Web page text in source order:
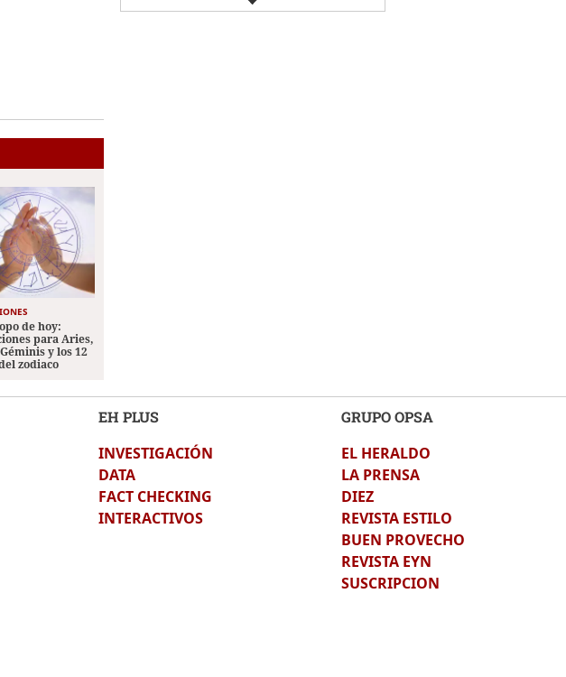
de hoy:
para Aries,
y los 12
zodiaco
EH PLUS
INVESTIGACIÓN
DATA
FACT CHECKING
INTERACTIVOS
GRUPO OPSA
EL HERALDO
LA PRENSA
DIEZ
REVISTA ESTILO
BUEN PROVECHO
REVISTA EYN
SUSCRIPCION